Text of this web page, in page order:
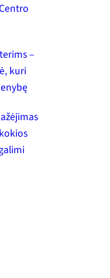
–
kuri